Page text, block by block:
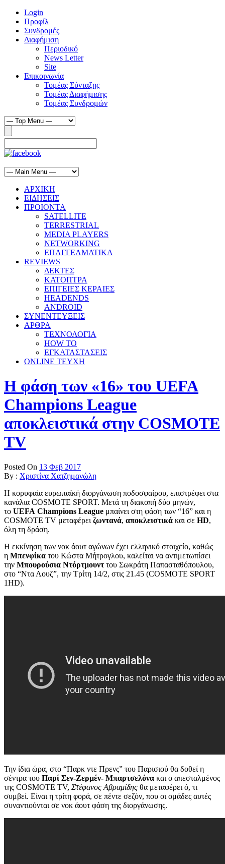
Login
Προφίλ
Συνδρομές
Διαφήμιση
Περιοδικό
News Letter
Site
Επικοινωνία
Τομέας Σύνταξης
Τομέας Διαφήμισης
Τομέας Συνδρομών
ΑΡΧΙΚΗ
ΕΙΔΗΣΕΙΣ
ΠΡΟΙΟΝΤΑ
SATELLITE
TERRESTRIAL
MEDIA PLAYERS
NETWORKING
ΕΠΑΓΓΕΛΜΑΤΙΚΑ
REVIEWS
ΔΕΚΤΕΣ
ΚΑΤΟΠΤΡΑ
ΕΠΙΓΕΙΕΣ ΚΕΡΑΙΕΣ
HEADENDS
ANDROID
ΣΥΝΕΝΤΕΥΞΕΙΣ
ΑΡΘΡΑ
ΤΕΧΝΟΛΟΓΙΑ
HOW TO
ΕΓΚΑΤΑΣΤΑΣΕΙΣ
ONLINE TEYXH
Η φάση των «16» του UEFA
Champions League
αποκλειστικά στην COSMOTE
TV
Posted On 13 Φεβ 2017
By : Χριστίνα Χατζημανώλη
Η κορυφαία ευρωπαϊκή διοργάνωση ποδοσφαίρου, επιστρέφει στα
κανάλια COSMOTE SPORT. Μετά τη διακοπή δύο μηνών,
το UEFA Champions League μπαίνει στη φάση των “16” και η
COSMOTE TV μεταφέρει ζωντανά, αποκλειστικά και σε HD,
όλη τη δράση.
Η εκκίνηση των νοκ άουτ αγώνων έχει ελληνικό στοιχείο, καθώς
η Μπενφίκα του Κώστα Μήτρογλου, καλείται να αντιμετωπίσει
την Μπουρούσια Ντόρτμουνττου Σωκράτη Παπασταθόπουλου,
στο “Ντα Λουζ”, την Τρίτη 14/2, στις 21.45 (COSMOTE SPORT
1HD).
Την ίδια ώρα, στο “Παρκ ντε Πρενς” του Παρισιού θα δοθεί η
σέντρα του Παρί Σεν-Ζερμέν- Μπαρτσελόνα και ο απεσταλμένος
της COSMOTE TV, Στέφανος Αβραμίδης θα μεταφέρει ό, τι
συμβεί. Είναι η τρίτη φορά, σε πέντε σεζόν, που οι ομάδες αυτές
συναντιούνται σε νοκ άουτ φάση της διοργάνωσης.